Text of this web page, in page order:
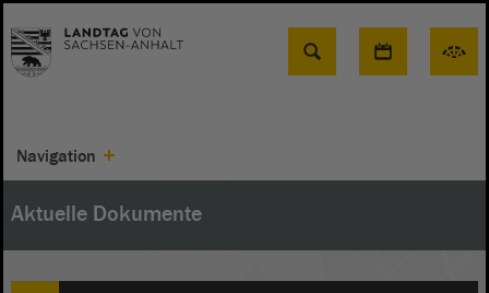
Suche
Navigation
Aktuelle Dokumente